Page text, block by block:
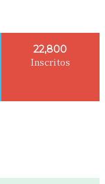
22,800
Inscritos